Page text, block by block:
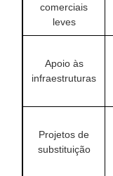
comerciais
leves
Apoio às
infraestruturas
Projetos de
substituição